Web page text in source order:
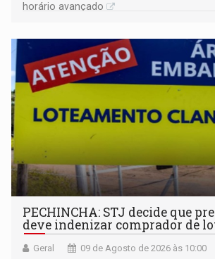
horário avançado
PECHINCHA: STJ decide que
deve indenizar comprador de
Geral 09 de Agosto de 2026 às 10:00